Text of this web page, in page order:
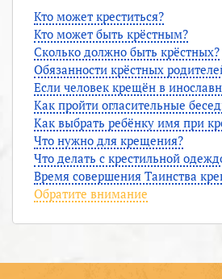
Кто может креститься?
Кто может быть крёстным?
Сколько должно быть крёстных?
Обязанности крёстных
Если человек крещён в
Как пройти огласительные
Как выбрать ребёнку имя при
Что нужно для крещения?
Что делать с крестильной
Время совершения Таинства
Обратите внимание